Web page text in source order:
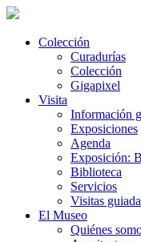
Colección
Curadurías
Colección
Gigapixel
Visita
Información
Exposiciones
Agenda
Exposición:
Biblioteca
Servicios
Visitas
El Museo
Quiénes